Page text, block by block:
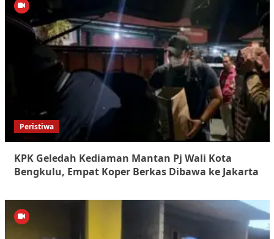
Peristiwa
KPK Geledah Kediaman Mantan Pj Wali Kota
Bengkulu, Empat Koper Berkas Dibawa ke Jakarta